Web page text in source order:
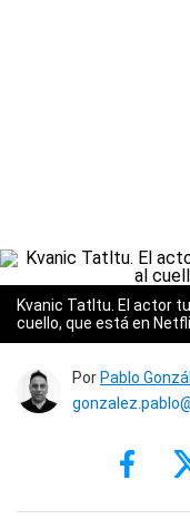
Kvanic Tatltu. El actor
cuello, que está en
Por Pablo